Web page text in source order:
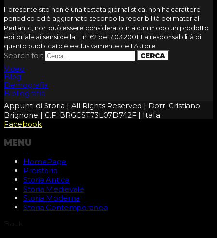
Il presente sito non è una testata giornalistica, non ha carattere
periodico ed è aggiornato secondo la reperibilità dei materiali.
Pertanto, non può essere considerato in alcun modo un prodotto
editoriale ai sensi della L. n. 62 del 7.03.2001. La responsabilità di
quanto pubblicato è esclusivamente dell’Autore.
Search for:
Video
Blog
Demografia
Bibliografia
Appunti di Storia | All Rights Reserved | Dott. Cristiano
Brignone | C.F. BRGCST73L07D742F | Italia
Facebook
MENU
HomePage
Preistoria
Storia Antica
Storia Medievale
Storia Moderna
Storia Contemporanea